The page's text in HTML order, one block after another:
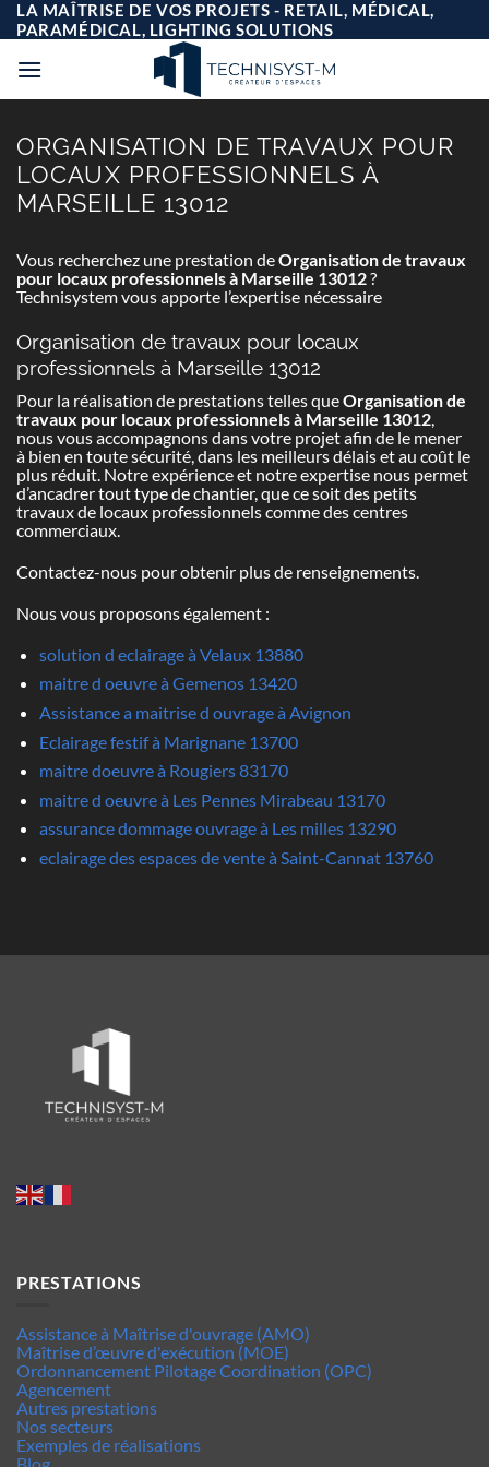
Passer
au
contenu
LA MAÎTRISE DE VOS PROJETS - RETAIL, MÉDICAL,
PARAMÉDICAL, LIGHTING SOLUTIONS
ORGANISATION DE TRAVAUX POUR
LOCAUX PROFESSIONNELS À
MARSEILLE 13012
Vous recherchez une prestation deOrganisation de travaux
pour locaux professionnels à Marseille 13012?
Technisystem vous apporte l’expertise nécessaire
Organisation de travaux pour locaux
professionnels à Marseille 13012
Pour la réalisation de prestations telles queOrganisation de
travaux pour locaux professionnels à Marseille 13012,
nous vous accompagnons dans votre projet afin de le mener
à bien en toute sécurité, dans les meilleurs délais et au coût le
plus réduit. Notre expérience et notre expertise nous permet
d’ancadrer tout type de chantier, que ce soit des petits
travaux de locaux professionnels comme des centres
commerciaux.
Contactez-nous pour obtenir plus de renseignements.
Nous vous proposons également :
solution d eclairage à Velaux 13880
maitre d oeuvre à Gemenos 13420
Assistance a maitrise d ouvrage à Avignon
Eclairage festif à Marignane 13700
maitre doeuvre à Rougiers 83170
maitre d oeuvre à Les Pennes Mirabeau 13170
assurance dommage ouvrage à Les milles 13290
eclairage des espaces de vente à Saint-Cannat 13760
PRESTATIONS
Assistance à Maîtrise d'ouvrage (AMO)
Maîtrise d’œuvre d'exécution (MOE)
Ordonnancement Pilotage Coordination (OPC)
Agencement
Autres prestations
Nos secteurs
Exemples de réalisations